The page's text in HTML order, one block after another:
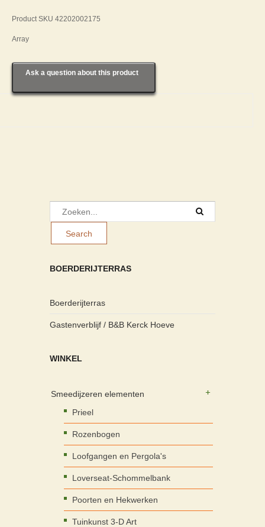
Product SKU 42202002175
Array
Ask a question about this product
BOERDERIJTERRAS
Boerderijterras
Gastenverblijf / B&B Kerck Hoeve
WINKEL
Smeedijzeren elementen
Prieel
Rozenbogen
Loofgangen en Pergola's
Loverseat-Schommelbank
Poorten en Hekwerken
Tuinkunst 3-D Art